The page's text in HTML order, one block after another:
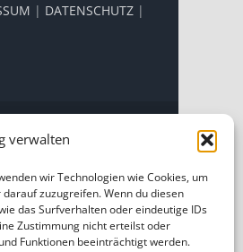
verwalten
wir Technologien wie Cookies, um
zuzugreifen. Wenn du diesen
das Surfverhalten oder eindeutige IDs
Zustimmung nicht erteilst oder
Funktionen beeinträchtigt werden.
| DATENSCHUTZ |
Instagram